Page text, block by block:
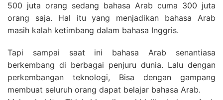
500 juta orang sedang bahasa Arab cuma 300 juta
orang saja. Hal itu yang menjadikan bahasa Arab
masih kalah ketimbang dalam bahasa Inggris.
Tapi sampai saat ini bahasa Arab senantiasa
berkembang di berbagai penjuru dunia. Lalu dengan
perkembangan teknologi, Bisa dengan gampang
membuat seluruh orang dapat belajar bahasa Arab.